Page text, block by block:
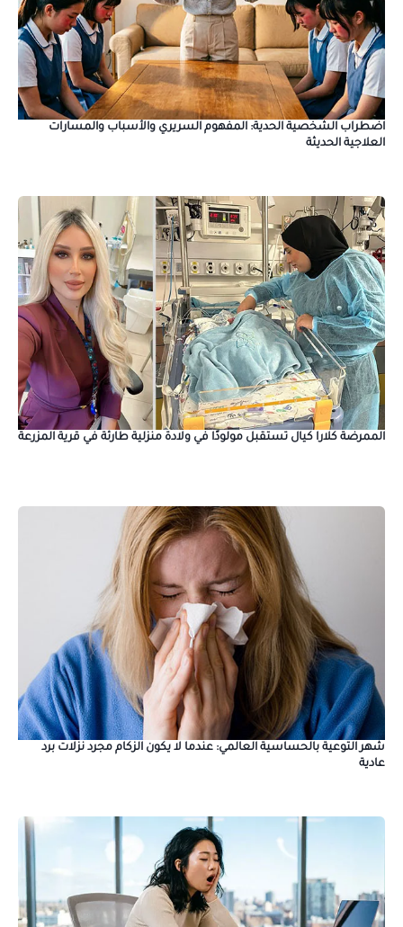
​اضطراب الشخصية الحدية: المفهوم السريري والأسباب والمسارات
العلاجية الحديثة
الممرضة كلارا كيال تستقبل مولودًا في ولادة منزلية طارئة في قرية المزرعة
شهر التوعية بالحساسية العالمي: عندما لا يكون الزكام مجرد نزلات برد
عادية